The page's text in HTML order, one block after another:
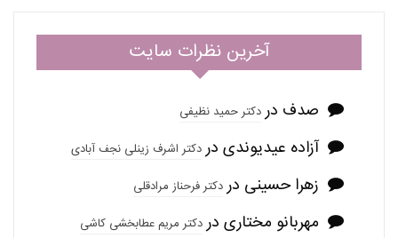
آخرین نظرات سایت
صدف دردکتر حمید نظیفی
آزاده عیدیوندی دردکتر اشرف زینلی نجف آبادی
زهرا حسینی دردکتر فرحناز مرادقلی
مهربانو مختاری دردکتر مریم عطابخشی کاشی